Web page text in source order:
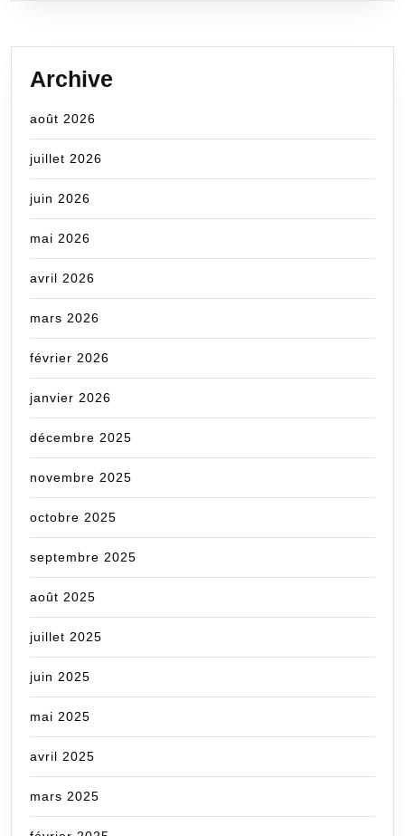
Archive
août 2026
juillet 2026
juin 2026
mai 2026
avril 2026
mars 2026
février 2026
janvier 2026
décembre 2025
novembre 2025
octobre 2025
septembre 2025
août 2025
juillet 2025
juin 2025
mai 2025
avril 2025
mars 2025